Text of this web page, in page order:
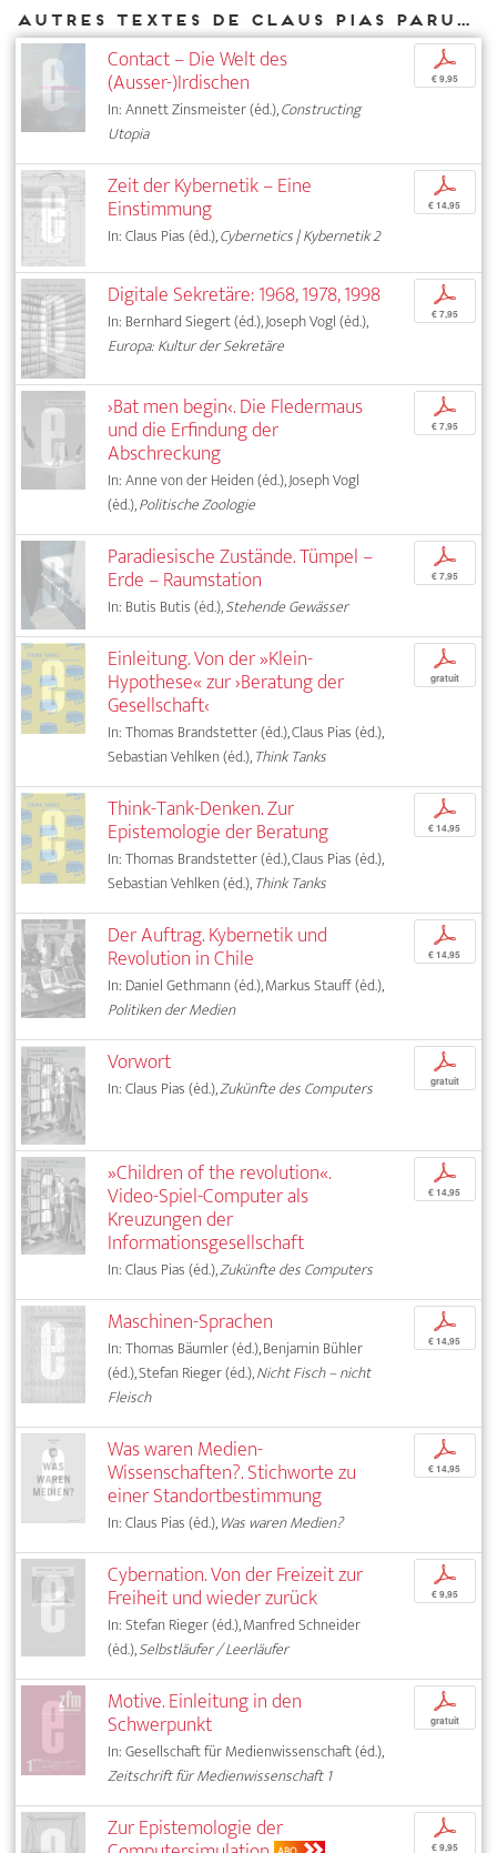
Autres textes de Claus Pias parus chez DIAPHANES
Contact – Die Welt des
(Ausser-)Irdischen
In: Annett Zinsmeister (éd.),Constructing
Utopia
p
€ 9,95
Zeit der Kybernetik – Eine
Einstimmung
In: Claus Pias (éd.),Cybernetics | Kybernetik 2
p
€ 14,95
Digitale Sekretäre: 1968, 1978, 1998
In: Bernhard Siegert (éd.), Joseph Vogl (éd.),
Europa: Kultur der Sekretäre
p
€ 7,95
›Bat men begin‹. Die Fledermaus
und die Erfindung der
Abschreckung
In: Anne von der Heiden (éd.), Joseph Vogl
(éd.),Politische Zoologie
p
€ 7,95
Paradiesische Zustände. Tümpel –
Erde – Raumstation
In: Butis Butis (éd.),Stehende Gewässer
p
€ 7,95
Einleitung. Von der »Klein-
Hypothese« zur ›Beratung der
Gesellschaft‹
In: Thomas Brandstetter (éd.), Claus Pias (éd.),
Sebastian Vehlken (éd.),Think Tanks
p
gratuit
Think-Tank-Denken. Zur
Epistemologie der Beratung
In: Thomas Brandstetter (éd.), Claus Pias (éd.),
Sebastian Vehlken (éd.),Think Tanks
p
€ 14,95
Der Auftrag. Kybernetik und
Revolution in Chile
In: Daniel Gethmann (éd.), Markus Stauff (éd.),
Politiken der Medien
p
€ 14,95
Vorwort
In: Claus Pias (éd.),Zukünfte des Computers
p
gratuit
»Children of the revolution«.
Video-Spiel-Computer als
Kreuzungen der
Informationsgesellschaft
In: Claus Pias (éd.),Zukünfte des Computers
p
€ 14,95
Maschinen-Sprachen
In: Thomas Bäumler (éd.), Benjamin Bühler
(éd.), Stefan Rieger (éd.),Nicht Fisch – nicht
Fleisch
p
€ 14,95
Was waren Medien-
Wissenschaften?. Stichworte zu
einer Standortbestimmung
In: Claus Pias (éd.),Was waren Medien?
p
€ 14,95
Cybernation. Von der Freizeit zur
Freiheit und wieder zurück
In: Stefan Rieger (éd.), Manfred Schneider
(éd.),Selbstläufer / Leerläufer
p
€ 9,95
Motive. Einleitung in den
Schwerpunkt
In: Gesellschaft für Medienwissenschaft (éd.),
Zeitschrift für Medienwissenschaft 1
p
gratuit
Zur Epistemologie der p
€ 9,95